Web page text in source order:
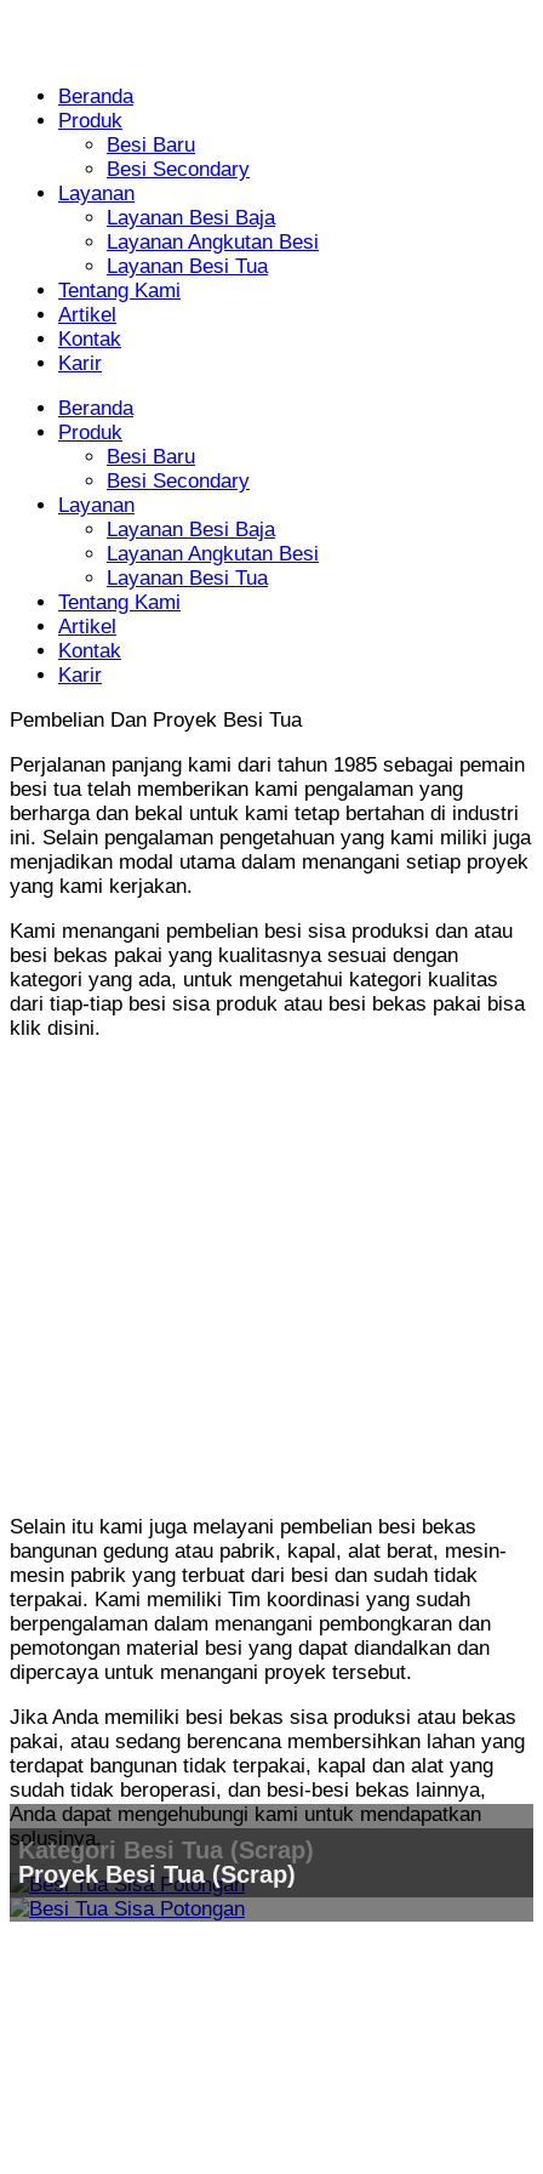
Beranda
Produk
Besi Baru
Besi Secondary
Layanan
Layanan Besi Baja
Layanan Angkutan Besi
Layanan Besi Tua
Tentang Kami
Artikel
Kontak
Karir
Beranda
Produk
Besi Baru
Besi Secondary
Layanan
Layanan Besi Baja
Layanan Angkutan Besi
Layanan Besi Tua
Tentang Kami
Artikel
Kontak
Karir
Pembelian Dan Proyek Besi Tua
Perjalanan panjang kami dari tahun 1985 sebagai pemain
besi tua telah memberikan kami pengalaman yang
berharga dan bekal untuk kami tetap bertahan di industri
ini. Selain pengalaman pengetahuan yang kami miliki juga
menjadikan modal utama dalam menangani setiap proyek
yang kami kerjakan.
Kami menangani pembelian besi sisa produksi dan atau
besi bekas pakai yang kualitasnya sesuai dengan
kategori yang ada, untuk mengetahui kategori kualitas
dari tiap-tiap besi sisa produk atau besi bekas pakai bisa
klik disini.
Selain itu kami juga melayani pembelian besi bekas
bangunan gedung atau pabrik, kapal, alat berat, mesin-
mesin pabrik yang terbuat dari besi dan sudah tidak
terpakai. Kami memiliki Tim koordinasi yang sudah
berpengalaman dalam menangani pembongkaran dan
pemotongan material besi yang dapat diandalkan dan
dipercaya untuk menangani proyek tersebut.
Jika Anda memiliki besi bekas sisa produksi atau bekas
pakai, atau sedang berencana membersihkan lahan yang
terdapat bangunan tidak terpakai, kapal dan alat yang
sudah tidak beroperasi, dan besi-besi bekas lainnya,
Anda dapat mengehubungi kami untuk mendapatkan
solusinya.
Kategori Besi Tua (Scrap)
Proyek Besi Tua (Scrap)